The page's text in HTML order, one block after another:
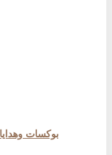
بوكسات وهدايا